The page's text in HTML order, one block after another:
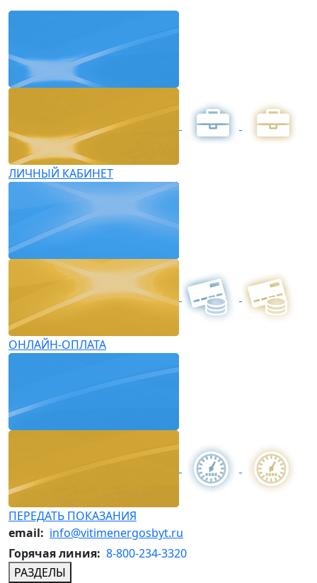
ЛИЧНЫЙ КАБИНЕТ
ОНЛАЙН-ОПЛАТА
ПЕРЕДАТЬ ПОКАЗАНИЯ
email: info@vitimenergosbyt.ru
Горячая линия: 8-800-234-3320
РАЗДЕЛЫ